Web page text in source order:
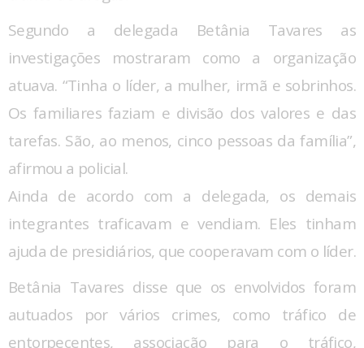
Segundo a delegada Betânia Tavares as
investigações mostraram como a organização
atuava. “Tinha o líder, a mulher, irmã e sobrinhos.
Os familiares faziam e divisão dos valores e das
tarefas. São, ao menos, cinco pessoas da família”,
afirmou a policial.
Ainda de acordo com a delegada, os demais
integrantes traficavam e vendiam. Eles tinham
ajuda de presidiários, que cooperavam com o líder.
Betânia Tavares disse que os envolvidos foram
autuados por vários crimes, como tráfico de
entorpecentes, associação para o tráfico,